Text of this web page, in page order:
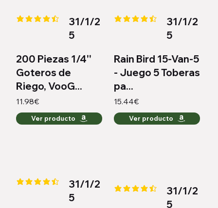
la calificación promedio es 4.4 de 5
31/1/2
5
200 Piezas 1/4''
Goteros de
Riego, VooG...
11.98€
Ver producto
la calificación promedio es 4.3
31/1/2
5
Rain Bird 15-Van-5
- Juego 5 Toberas
pa...
15.44€
Ver producto
la calificación promedio es 4.3 de 5
31/1/2
5
la calificación promedio es 4.4
31/1/2
5